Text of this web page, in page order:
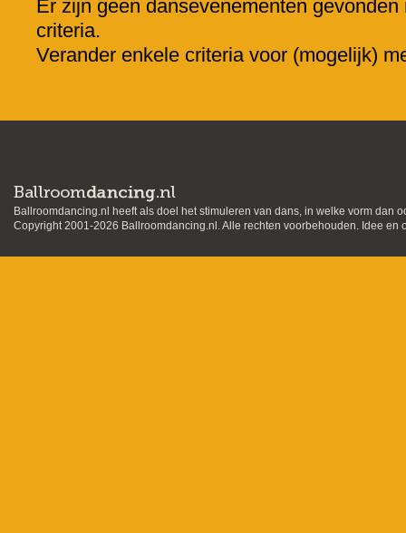
Er zijn geen dansevenementen
criteria.
Verander enkele criteria voor (mogelijk)
Ballroomdancing.nl heeft als doel het stimuleren van dans, in welke vorm dan
Copyright 2001-2026 Ballroomdancing.nl. Alle rechten voorbehouden. Idee en